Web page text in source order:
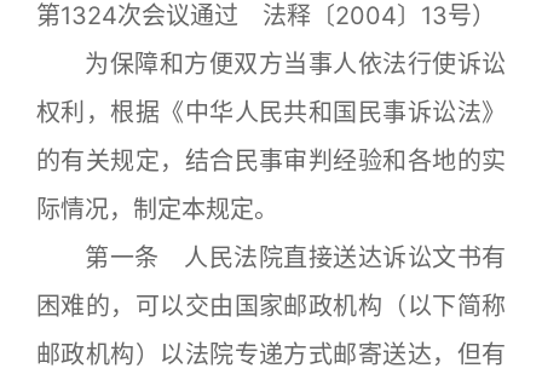
第1324次会议通过 法释〔2004〕13号）
为保障和方便双方当事人依法行使诉讼
权利，根据《中华人民共和国民事诉讼法》
的有关规定，结合民事审判经验和各地的实
际情况，制定本规定。
第一条 人民法院直接送达诉讼文书有
困难的，可以交由国家邮政机构（以下简称
邮政机构）以法院专递方式邮寄送达，但有